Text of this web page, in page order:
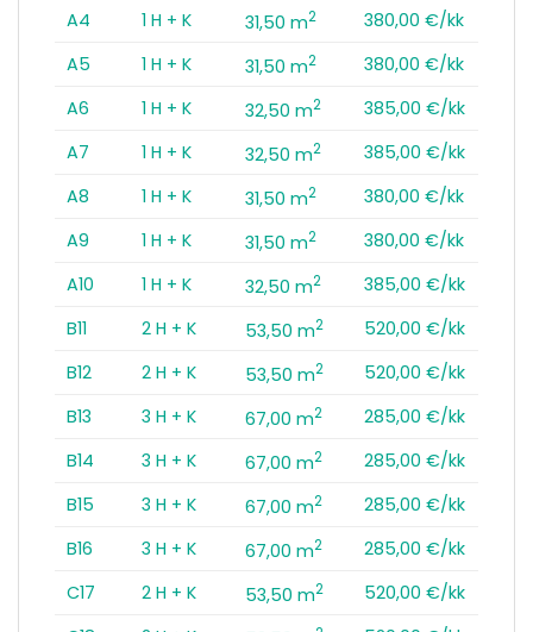
A4
1 H + K 31,50 m2
380,00 €/kk
A5
1 H + K 31,50 m2
380,00 €/kk
A6
1 H + K 32,50 m2
385,00 €/kk
A7
1 H + K 32,50 m2
385,00 €/kk
A8
1 H + K 31,50 m2
380,00 €/kk
A9
1 H + K 31,50 m2
380,00 €/kk
A10
1 H + K 32,50 m2
385,00 €/kk
B11
2 H + K 53,50 m2
520,00 €/kk
B12
2 H + K 53,50 m2
520,00 €/kk
B13
3 H + K 67,00 m2
285,00 €/kk
B14
3 H + K 67,00 m2
285,00 €/kk
B15
3 H + K 67,00 m2
285,00 €/kk
B16
3 H + K 67,00 m2
285,00 €/kk
C17
2 H + K 53,50 m2
520,00 €/kk